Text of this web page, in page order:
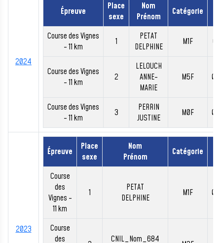
2024
Épreuve
Place
sexe
Nom
Prénom
Catégorie
Course des Vignes
- 11 km
1
PETAT
DELPHINE
M1F
Course des Vignes
- 11 km
2
LELOUCH
ANNE-
MARIE
M5F
Course des Vignes
- 11 km
3
PERRIN
JUSTINE
M0F
2023
Épreuve
Place
sexe
Nom
Prénom
Catégorie
Course
des
Vignes -
11 km
1
PETAT
DELPHINE
M1F
Course
des
CNIL_Nom_684